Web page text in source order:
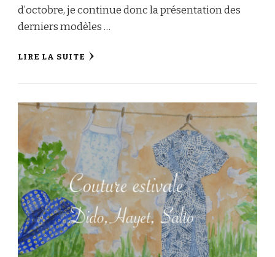
d’octobre, je continue donc la présentation des
derniers modèles …
LIRE LA SUITE